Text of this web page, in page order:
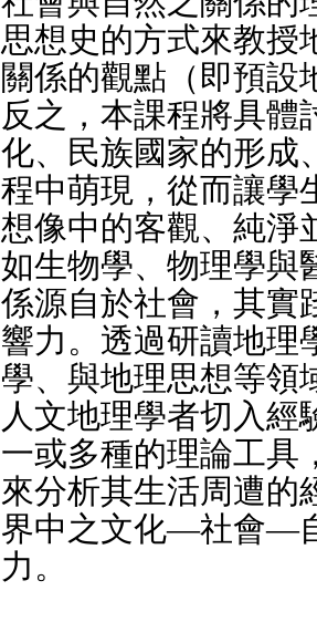
思想史的方式來教
關係的觀點（即預
反之，本課程將具體
化、民族國家的形成
程中萌現，從而讓學
想像中的客觀、純淨
如生物學、物理學與
係源自於社會，其實
響力。透過研讀地理
學、與地理思想等領
人文地理學者切入經
一或多種的理論工具
來分析其生活周遭的
界中之文化—社會—
力。